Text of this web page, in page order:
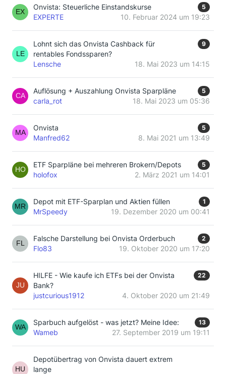
Onvista: Steuerliche Einstandskurse 5
EXPERTE 10. Februar 2024 um 19:23
Lohnt sich das Onvista Cashback für
rentables Fondssparen?
9
Lensche 18. Mai 2023 um 14:15
Auflösung + Auszahlung Onvista Sparpläne 5
carla_rot 18. Mai 2023 um 05:36
Onvista 5
Manfred62 8. Mai 2021 um 13:49
ETF Sparpläne bei mehreren Brokern/Depots 5
holofox 2. März 2021 um 14:01
Depot mit ETF-Sparplan und Aktien füllen 1
MrSpeedy 19. Dezember 2020 um 00:41
Falsche Darstellung bei Onvista Orderbuch 2
Flo83 19. Oktober 2020 um 17:20
HILFE - Wie kaufe ich ETFs bei der Onvista
Bank?
22
justcurious1912 4. Oktober 2020 um 21:49
Sparbuch aufgelöst - was jetzt? Meine Idee: 13
Wameb 27. September 2019 um 19:11
Depotübertrag von Onvista dauert extrem
lange